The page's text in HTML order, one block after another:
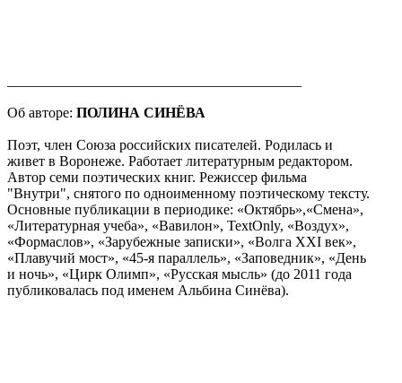
Об авторе: ПОЛИНА СИНЁВА
Поэт, член Союза российских писателей. Родилась и
живет в Воронеже. Работает литературным редактором.
Автор семи поэтических книг. Режиссер фильма
"Внутри", снятого по одноименному поэтическому тексту.
Основные публикации в периодике: «Октябрь»,«Смена»,
«Литературная учеба», «Вавилон», TextOnly, «Воздух»,
«Формаслов», «Зарубежные записки», «Волга XXI век»,
«Плавучий мост», «45-я параллель», «Заповедник», «День
и ночь», «Цирк Олимп», «Русская мысль» (до 2011 года
публиковалась под именем Альбина Синёва).